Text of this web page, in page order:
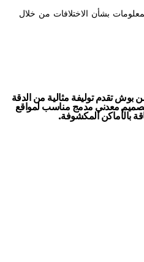
بشأن الاختلافات من خلال
بوش تقدم توليفة مثالية من الدقة
تصميم معدني مدمج مناسب لمواقع
بالأماكن المكشوفة.